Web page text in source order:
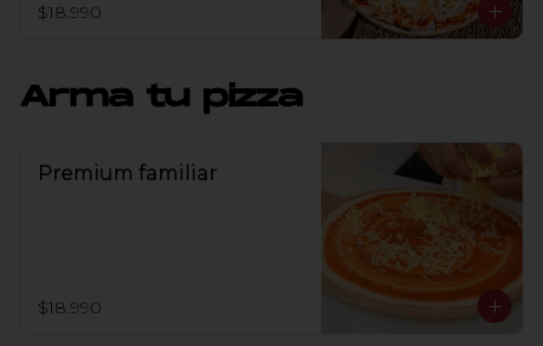
$18.990
Arma tu pizza
Premium familiar
$18.990